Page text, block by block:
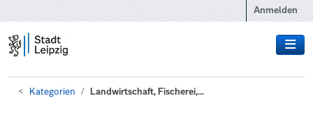
Anmelden
Kategorien Landwirtschaft, Fischerei,...